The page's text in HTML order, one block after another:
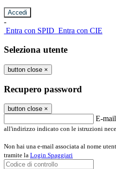
-
Entra con SPID Entra con CIE
Seleziona utente
button close ×
Recupero password
button close ×
E-mail
all'indirizzo indicato con le istruzioni
Non hai una e-mail associata al nome
tramite la Login Spaggiari